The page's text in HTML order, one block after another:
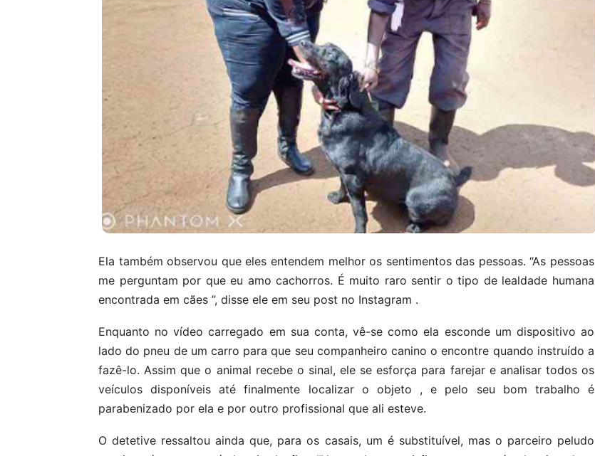
Ela também observou que eles entendem melhor os sentimentos das pessoas. “As pessoas
me perguntam por que eu amo cachorros. É muito raro sentir o tipo de lealdade humana
encontrada em cães ”, disse ele em seu post no Instagram .
Enquanto no vídeo carregado em sua conta, vê-se como ela esconde um dispositivo ao
lado do pneu de um carro para que seu companheiro canino o encontre quando instruído a
fazê-lo. Assim que o animal recebe o sinal, ele se esforça para farejar e analisar todos os
veículos disponíveis até finalmente localizar o objeto , e pelo seu bom trabalho é
parabenizado por ela e por outro profissional que ali esteve.
O detetive ressaltou ainda que, para os casais, um é substituível, mas o parceiro peludo